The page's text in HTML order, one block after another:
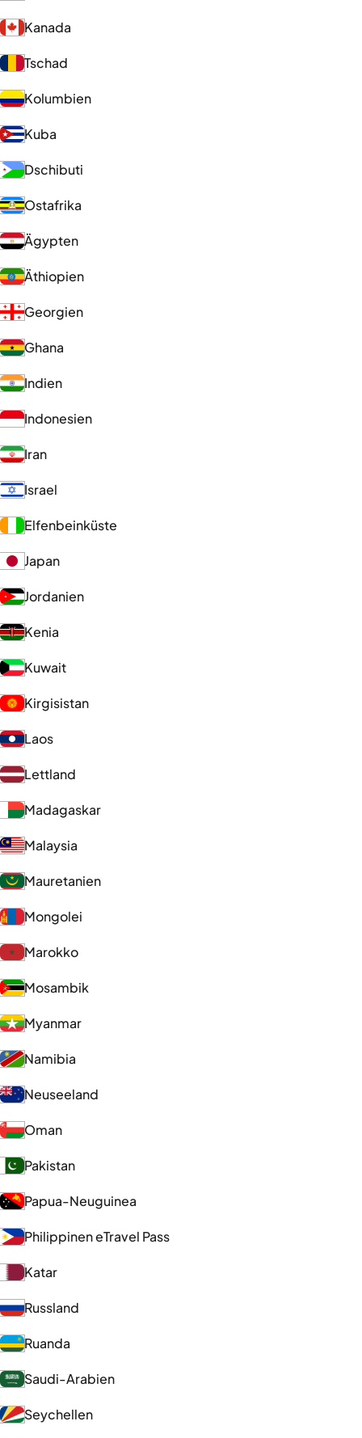
Kanada
Tschad
Kolumbien
Kuba
Dschibuti
Ostafrika
Ägypten
Äthiopien
Georgien
Ghana
Indien
Indonesien
Iran
Israel
Elfenbeinküste
Japan
Jordanien
Kenia
Kuwait
Kirgisistan
Laos
Lettland
Madagaskar
Malaysia
Mauretanien
Mongolei
Marokko
Mosambik
Myanmar
Namibia
Neuseeland
Oman
Pakistan
Papua-Neuguinea
Philippinen eTravel Pass
Katar
Russland
Ruanda
Saudi-Arabien
Seychellen